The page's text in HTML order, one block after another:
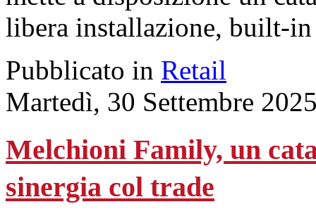
libera installazione, built-
Pubblicato in Retail
Martedì, 30 Settembre
Melchioni Family, un
sinergia col trade